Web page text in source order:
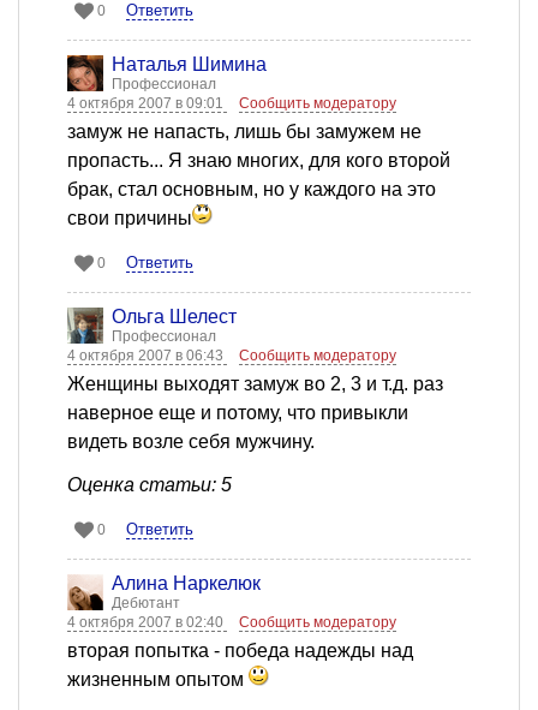
0 Ответить
Наталья Шимина
Профессионал
4 октября 2007 в 09:01
Сообщить модератору
замуж не напасть, лишь бы замужем не
пропасть... Я знаю многих, для кого второй
брак, стал основным, но у каждого на это
свои причины
0 Ответить
Ольга Шелест
Профессионал
4 октября 2007 в 06:43
Сообщить модератору
Женщины выходят замуж во 2, 3 и т.д. раз
наверное еще и потому, что привыкли
видеть возле себя мужчину.
Оценка статьи: 5
0 Ответить
Алина Наркелюк
Дебютант
4 октября 2007 в 02:40
Сообщить модератору
вторая попытка - победа надежды над
жизненным опытом